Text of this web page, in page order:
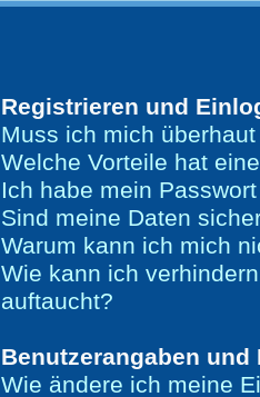
Registrieren und
Muss ich mich
Welche Vorteile hat
Ich habe mein
Sind meine Daten
Warum kann ich mich
Wie kann ich
auftaucht?
Benutzerangaben
Wie ändere ich meine